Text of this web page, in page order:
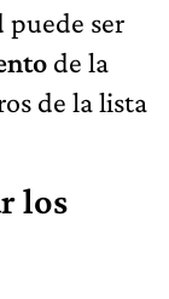
puede ser
de la
de la lista
los